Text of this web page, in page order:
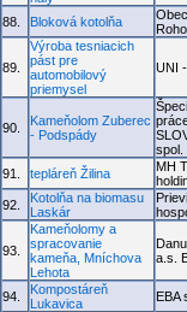
88.
Bloková kotolňa
89.
Výroba tesniacich
pást pre
automobilový
priemysel
UNI
90.
Kameňolom Zuberec
- Podspády
spol.
91. tepláreň Žilina
MH
92.
Kotolňa na biomasu
Laskár
93.
Kameňolomy a
spracovanie
kameňa, Mníchova
Lehota
a.s.
94.
Kompostáreň
Lukavica
EBA